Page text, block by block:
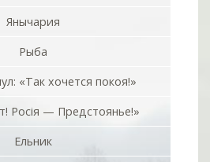
Янычария
Рыба
«Так хочется покоя!»
Росiя — Предстоянье!»
Ельник